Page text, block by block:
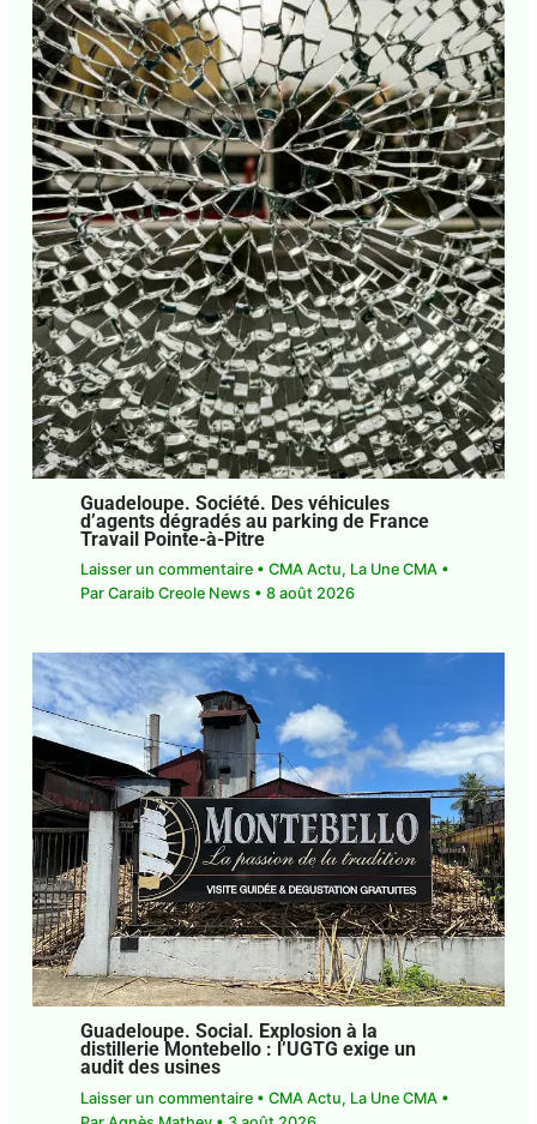
Guadeloupe. Société. Des véhicules
d’agents dégradés au parking de France
Travail Pointe-à-Pitre
Laisser un commentaire • CMA Actu, La Une CMA•
Par Caraib Creole News • 8 août 2026
Guadeloupe. Social. Explosion à la
distillerie Montebello : l’UGTG exige un
audit des usines
Laisser un commentaire • CMA Actu, La Une CMA•